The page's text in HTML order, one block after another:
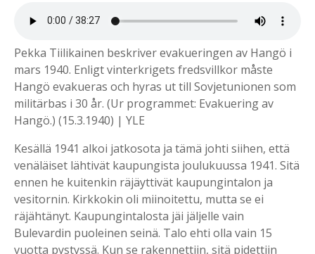
Pekka Tiilikainen beskriver evakueringen av Hangö i
mars 1940. Enligt vinterkrigets fredsvillkor måste
Hangö evakueras och hyras ut till Sovjetunionen som
militärbas i 30 år. (Ur programmet: Evakuering av
Hangö.) (15.3.1940) | YLE
Kesällä 1941 alkoi jatkosota ja tämä johti siihen, että
venäläiset lähtivät kaupungista joulukuussa 1941. Sitä
ennen he kuitenkin räjäyttivät kaupungintalon ja
vesitornin. Kirkkokin oli miinoitettu, mutta se ei
räjähtänyt. Kaupungintalosta jäi jäljelle vain
Bulevardin puoleinen seinä. Talo ehti olla vain 15
vuotta pystyssä. Kun se rakennettiin, sitä pidettiin